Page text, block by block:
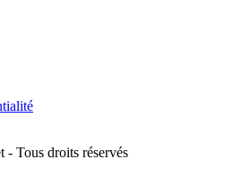
- Tous droits réservés